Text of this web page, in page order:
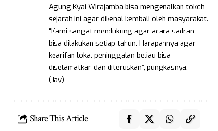
Agung Kyai Wirajamba bisa mengenalkan tokoh
sejarah ini agar dikenal kembali oleh masyarakat.
“Kami sangat mendukung agar acara sadran
bisa dilakukan setiap tahun. Harapannya agar
kearifan lokal peninggalan beliau bisa
diselamatkan dan diteruskan”, pungkasnya.
(Jay)
Share This Article